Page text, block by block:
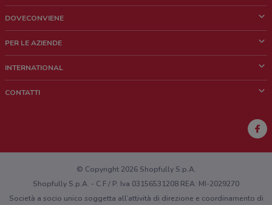
DOVECONVIENE
Chi siamo
Lavora con noi
PER LE AZIENDE
Richieste commerciali e marketing
INTERNATIONAL
CONTATTI
Hai un malfunzionamento sul web o sull'app?
© Copyright 2026 Shopfully S.p.A.
Shopfully S.p.A. - C.F / P. Iva 03156531208 REA: MI-2029270
Società a socio unico soggetta all’attività di direzione e coordinamento di